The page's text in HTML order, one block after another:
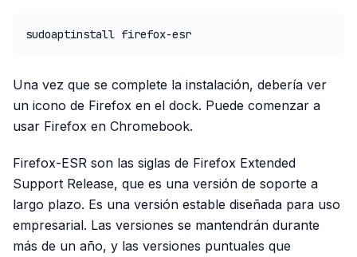
sudoaptinstall firefox-esr
Una vez que se complete la instalación, debería ver
un icono de Firefox en el dock. Puede comenzar a
usar Firefox en Chromebook.
Firefox-ESR son las siglas de Firefox Extended
Support Release, que es una versión de soporte a
largo plazo. Es una versión estable diseñada para uso
empresarial. Las versiones se mantendrán durante
más de un año, y las versiones puntuales que